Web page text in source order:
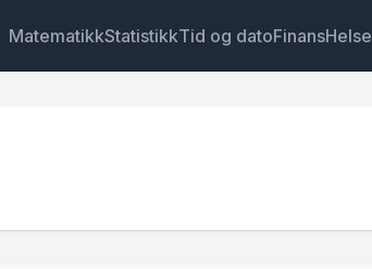
MatematikkStatistikkTid og datoFinansHelse